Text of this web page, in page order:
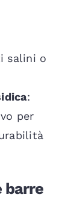
salini o
:
per
barre